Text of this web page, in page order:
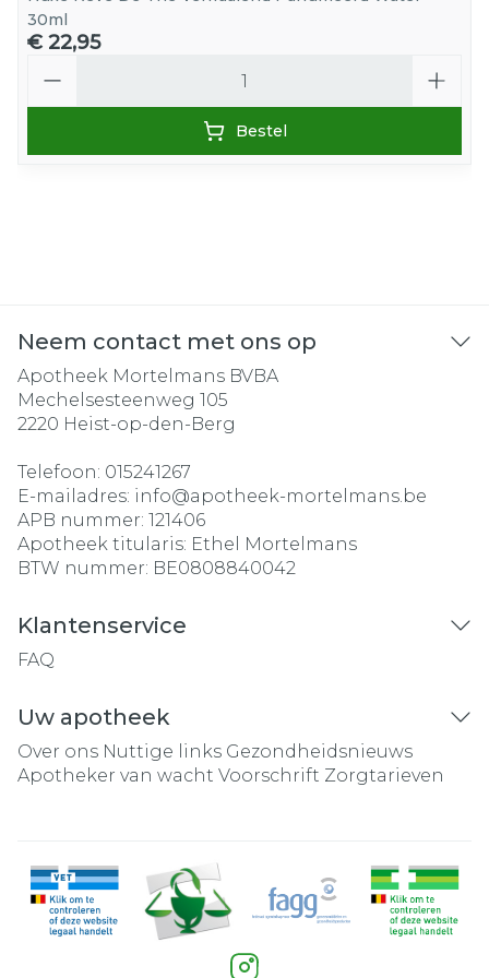
30ml
€ 22,95
Bestel
Neem contact met ons op
Apotheek Mortelmans BVBA
Mechelsesteenweg 105
2220 Heist-op-den-Berg
Telefoon: 015241267
E-mailadres: info@apotheek-mortelmans.be
APB nummer: 121406
Apotheek titularis: Ethel Mortelmans
BTW nummer: BE0808840042
Klantenservice
FAQ
Uw apotheek
Over ons Nuttige links Gezondheidsnieuws
Apotheker van wacht Voorschrift Zorgtarieven